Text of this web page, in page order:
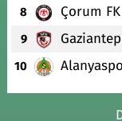
8 Çorum FK
9
10